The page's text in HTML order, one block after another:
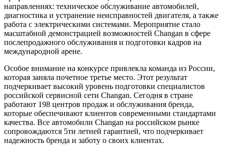
направлениях: техническое обслуживание автомобилей,
диагностика и устранение неисправностей двигателя, а также
работа с электрическими системами. Мероприятие стало
масштабной демонстрацией возможностей Changan в сфере
послепродажного обслуживания и подготовки кадров на
международной арене.
Особое внимание на конкурсе привлекла команда из России,
которая заняла почетное третье место. Этот результат
подчеркивает высокий уровень подготовки специалистов
российской сервисной сети Changan. Сегодня в стране
работают 198 центров продаж и обслуживания бренда,
которые обеспечивают клиентов современными стандартами
качества. Все автомобили Changan на российском рынке
сопровождаются 5ти летней гарантией, что подчеркивает
надежность бренда и заботу о своих клиентах.